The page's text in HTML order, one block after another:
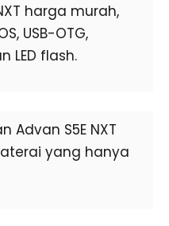
harga murah,
USB-OTG,
LED flash.
Advan S5E NXT
yang hanya